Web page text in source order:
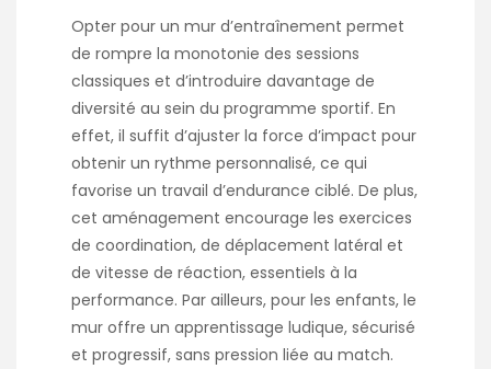
Opter pour un mur d’entraînement permet
de rompre la monotonie des sessions
classiques et d’introduire davantage de
diversité au sein du programme sportif. En
effet, il suffit d’ajuster la force d’impact pour
obtenir un rythme personnalisé, ce qui
favorise un travail d’endurance ciblé. De plus,
cet aménagement encourage les exercices
de coordination, de déplacement latéral et
de vitesse de réaction, essentiels à la
performance. Par ailleurs, pour les enfants, le
mur offre un apprentissage ludique, sécurisé
et progressif, sans pression liée au match.